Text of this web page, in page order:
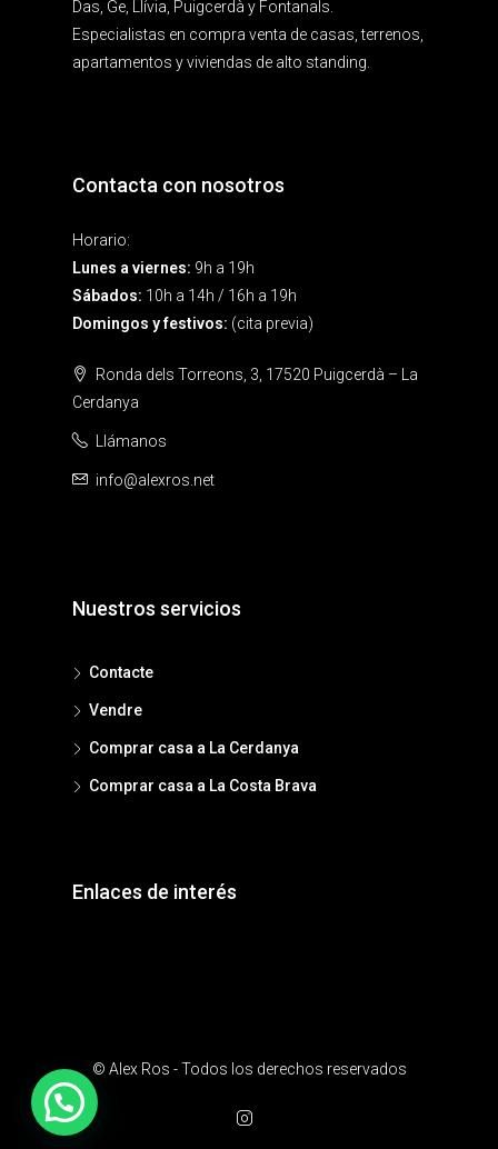
Das, Ge, Llívia, Puigcerdà y Fontanals.
Especialistas en compra venta de casas, terrenos,
apartamentos y viviendas de alto standing.
Contacta con nosotros
Horario:
Lunes a viernes: 9h a 19h
Sábados: 10h a 14h / 16h a 19h
Domingos y festivos: (cita previa)
Ronda dels Torreons, 3, 17520 Puigcerdà – La
Cerdanya
Llámanos
info@alexros.net
Nuestros servicios
Contacte
Vendre
Comprar casa a La Cerdanya
Comprar casa a La Costa Brava
Enlaces de interés
© Alex Ros - Todos los derechos reservados